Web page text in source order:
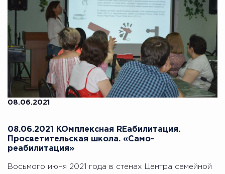
08.06.2021
08.06.2021 KOмплексная REабилитация.
Просветительская школа. «Само-
реабилитация»
Восьмого июня 2021 года в стенах Центра семейной